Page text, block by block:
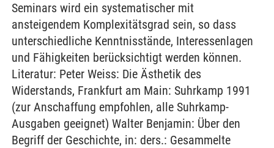
Seminars wird ein systematischer mit
ansteigendem Komplexitätsgrad sein, so dass
unterschiedliche Kenntnisstände, Interessenlagen
und Fähigkeiten berücksichtigt werden können.
Literatur: Peter Weiss: Die Ästhetik des
Widerstands, Frankfurt am Main: Suhrkamp 1991
(zur Anschaffung empfohlen, alle Suhrkamp-
Ausgaben geeignet) Walter Benjamin: Über den
Begriff der Geschichte, in: ders.: Gesammelte